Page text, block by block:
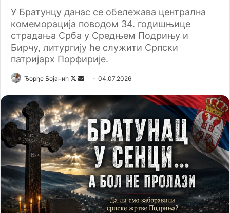
У Братунцу данас се обележава централна
комеморација поводом 34. годишњице
страдања Срба у Средњем Подрињу и
Бирчу, литургију ће служити Српски
патријарх Порфирије.
Ђорђе Бојанић
F
l
o
w
o
n
X
n
d
a
n
e
m
a
i
l
04.07.2026